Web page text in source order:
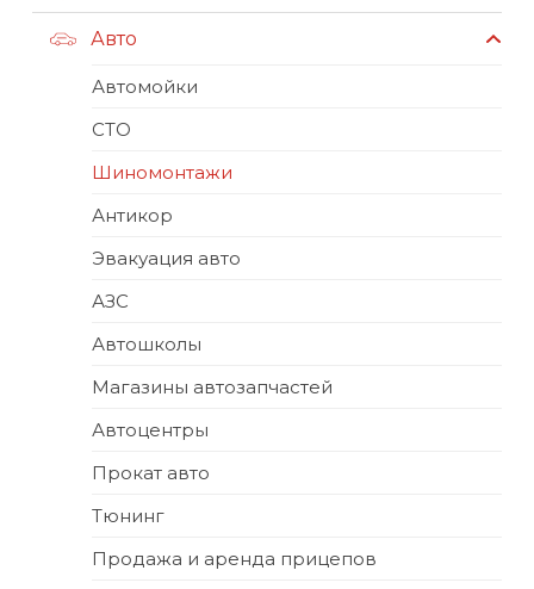
Авто
Автомойки
СТО
Шиномонтажи
Антикор
Эвакуация авто
АЗС
Автошколы
Магазины автозапчастей
Автоцентры
Прокат авто
Тюнинг
Продажа и аренда прицепов